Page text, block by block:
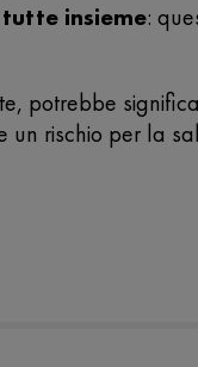
insieme:
potrebbe
rischio per la